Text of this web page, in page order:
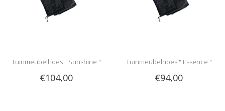
Tuinmeubelhoes " Sunshine "
€104,00
Tuinmeubelhoes " Essence "
€94,00